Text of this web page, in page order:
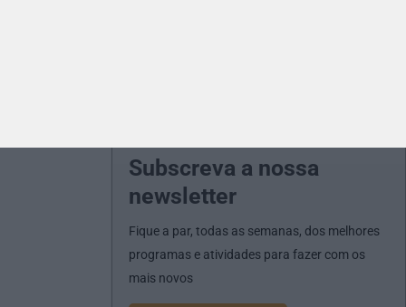
Subscreva a nossa
newsletter
Fique a par, todas as semanas, dos melhores
programas e atividades para fazer com os
mais novos